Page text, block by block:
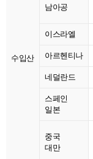
수입산
남아공
이스라엘
아르헨티나
네덜란드
스페인
일본
중국
대만